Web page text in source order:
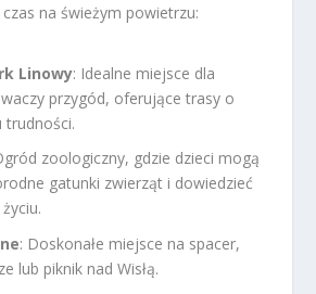
na świeżym powietrzu:
Linowy: Idealne miejsce dla
przygód, oferujące trasy o
trudności.
zoologiczny, gdzie dzieci mogą
gatunki zwierząt i dowiedzieć
: Doskonałe miejsce na spacer,
lub piknik nad Wisłą.